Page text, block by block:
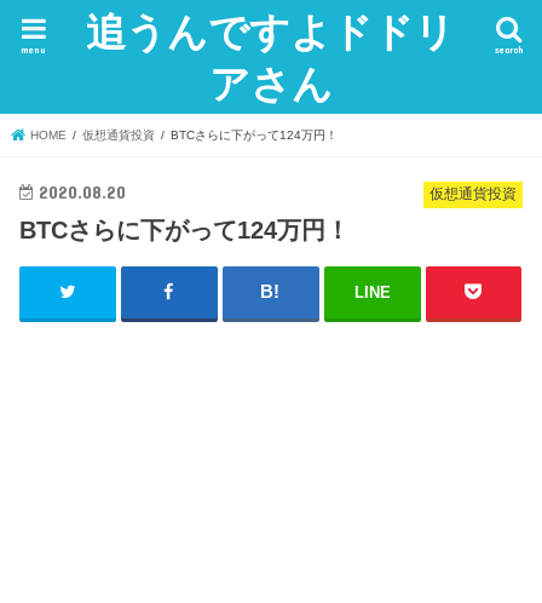
追うんですよドドリ
アさん
search
menu
HOME 仮想通貨投資 BTCさらに下がって124万円！
仮想通貨投資
2020.08.20
BTCさらに下がって124万円！
LINE